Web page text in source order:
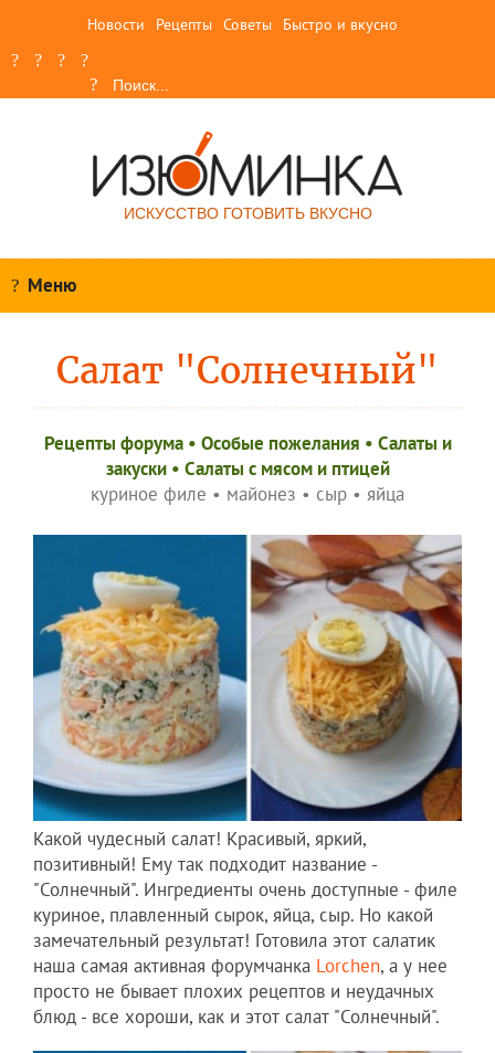
Новости Рецепты Советы Быстро и вкусно
ИСКУССТВО ГОТОВИТЬ ВКУСНО
Меню
Салат "Солнечный"
Рецепты форума• Особые пожелания • Салаты и
закуски• Салаты с мясом и птицей
куриное филе • майонез • сыр • яйца
Какой чудесный салат! Красивый, яркий,
позитивный! Ему так подходит название -
"Солнечный". Ингредиенты очень доступные - филе
куриное, плавленный сырок, яйца, сыр. Но какой
замечательный результат! Готовила этот салатик
наша самая активная форумчанка Lorchen, а у нее
просто не бывает плохих рецептов и неудачных
блюд - все хороши, как и этот салат "Солнечный".